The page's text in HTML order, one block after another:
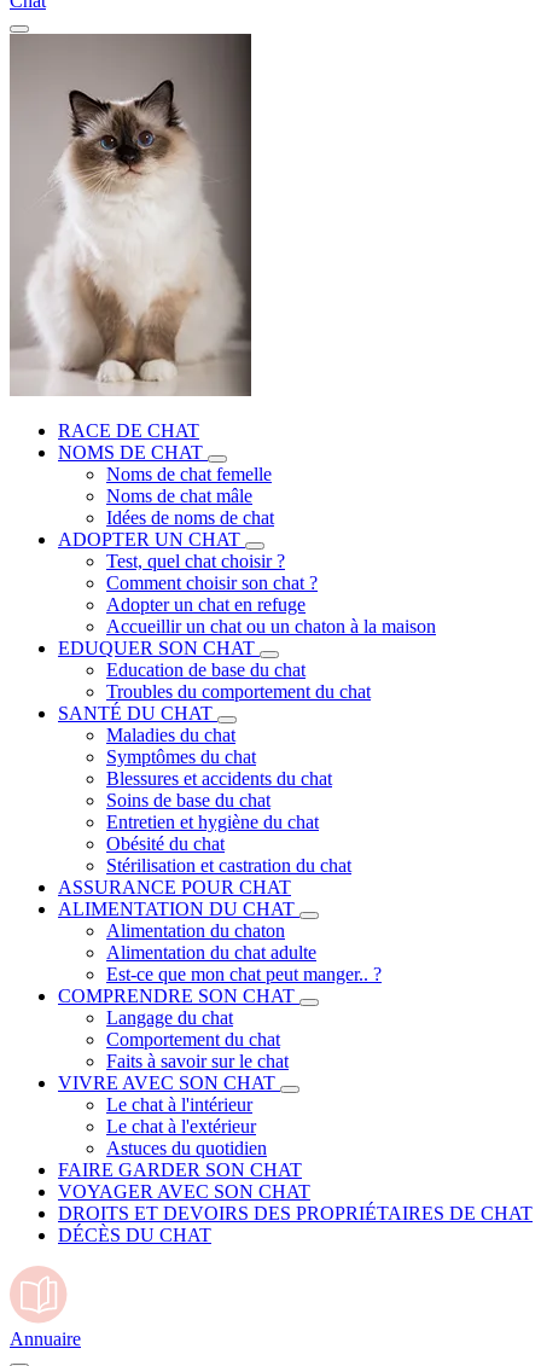
RACE DE CHAT
NOMS DE CHAT
Noms de chat femelle
Noms de chat mâle
Idées de noms de chat
ADOPTER UN CHAT
Test, quel chat choisir ?
Comment choisir son chat ?
Adopter un chat en refuge
Accueillir un chat ou un chaton à la maison
EDUQUER SON CHAT
Education de base du chat
Troubles du comportement du chat
SANTÉ DU CHAT
Maladies du chat
Symptômes du chat
Blessures et accidents du chat
Soins de base du chat
Entretien et hygiène du chat
Obésité du chat
Stérilisation et castration du chat
ASSURANCE POUR CHAT
ALIMENTATION DU CHAT
Alimentation du chaton
Alimentation du chat adulte
Est-ce que mon chat peut manger.. ?
COMPRENDRE SON CHAT
Langage du chat
Comportement du chat
Faits à savoir sur le chat
VIVRE AVEC SON CHAT
Le chat à l'intérieur
Le chat à l'extérieur
Astuces du quotidien
FAIRE GARDER SON CHAT
VOYAGER AVEC SON CHAT
DROITS ET DEVOIRS DES PROPRIÉTAIRES DE CHAT
DÉCÈS DU CHAT
Annuaire